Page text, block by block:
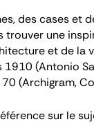
des cases et
une
et de la
(Antonio
(Archigram,
sur le